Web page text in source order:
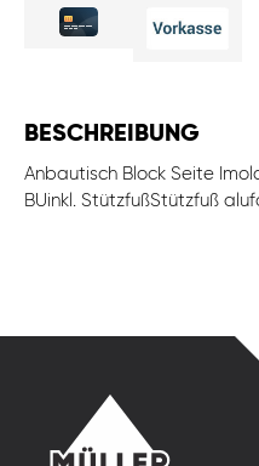
BESCHREIBUNG
Anbautisch Block Seite
BUinkl. StützfußStützfuß